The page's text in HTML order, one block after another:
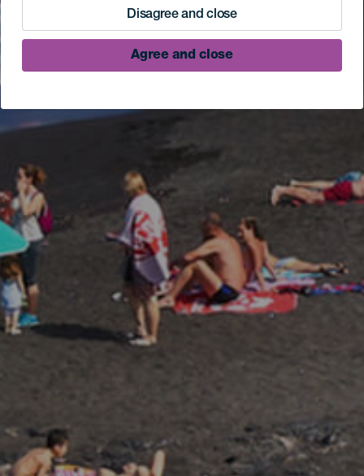
Disagree and close
Agree and close